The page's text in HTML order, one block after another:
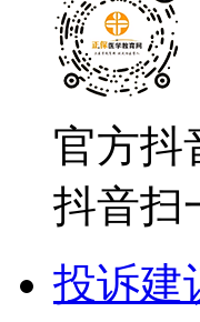
官方抖
抖音扫
投诉建